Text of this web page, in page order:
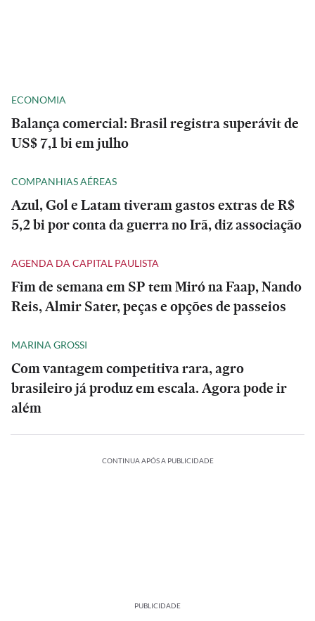
ECONOMIA
Balança comercial: Brasil registra superávit de
US$ 7,1 bi em julho
COMPANHIAS AÉREAS
Azul, Gol e Latam tiveram gastos extras de R$
5,2 bi por conta da guerra no Irã, diz associação
AGENDA DA CAPITAL PAULISTA
Fim de semana em SP tem Miró na Faap, Nando
Reis, Almir Sater, peças e opções de passeios
MARINA GROSSI
Com vantagem competitiva rara, agro
brasileiro já produz em escala. Agora pode ir
além
CONTINUA APÓS A PUBLICIDADE
PUBLICIDADE